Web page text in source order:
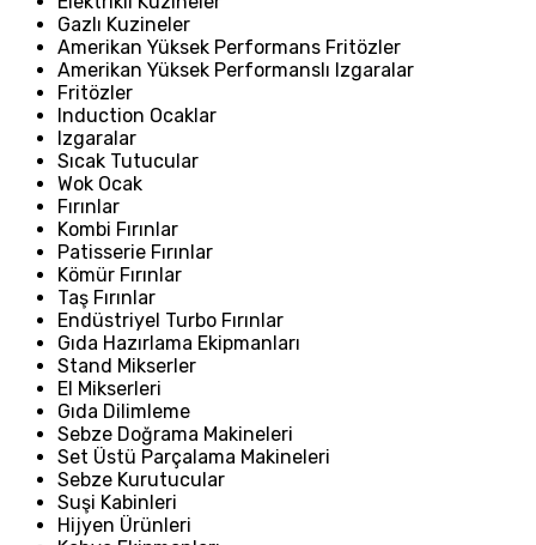
Gazlı Kuzineler
Amerikan Yüksek Performans Fritözler
Amerikan Yüksek Performanslı Izgaralar
Fritözler
Induction Ocaklar
Izgaralar
Sıcak Tutucular
Wok Ocak
Fırınlar
Kombi Fırınlar
Patisserie Fırınlar
Kömür Fırınlar
Taş Fırınlar
Endüstriyel Turbo Fırınlar
Gıda Hazırlama Ekipmanları
Stand Mikserler
El Mikserleri
Gıda Dilimleme
Sebze Doğrama Makineleri
Set Üstü Parçalama Makineleri
Sebze Kurutucular
Suşi Kabinleri
Hijyen Ürünleri